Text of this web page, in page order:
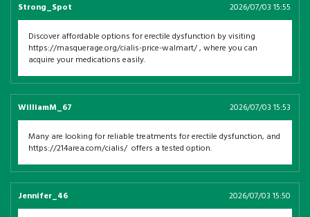
Strong_Spot 2026/07/03 15:55
Discover affordable options for erectile dysfunction by visiting
https://masquerage.org/cialis-price-walmart/ , where you can
acquire your medications easily.
WilliamM_67 2026/07/03 15:53
Many are looking for reliable treatments for erectile dysfunction, and
https://214area.com/cialis/ offers a tested option.
Jennifer_46 2026/07/03 15:50